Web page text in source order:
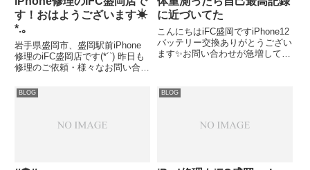
す！おはようございます☀︎
*.｡
岩手県盛岡市、盛岡駅前iPhone
修理のiFC盛岡店です(*´`) 昨日も
修理のご依頼・様々なお問い合わ
日も宜しくお願い致します(*ᴗˬᴗ)⁾
☆*°新型コロナウイルス対策の為
に近づいてた
こんにちはiFC盛岡ですiPhone12
バッテリー交換ありがとうござい
ます✨お問い合わせが急増してお
換可能です【本日の管理人Aの独
り言】宇部さんも体調を崩したら
BLOG BLOG